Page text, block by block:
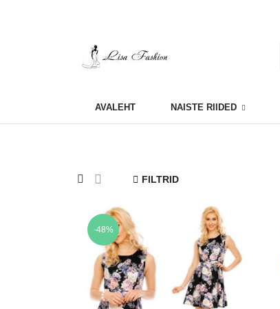
AVALEHT NAISTE RIIDED
FILTRID
-48%